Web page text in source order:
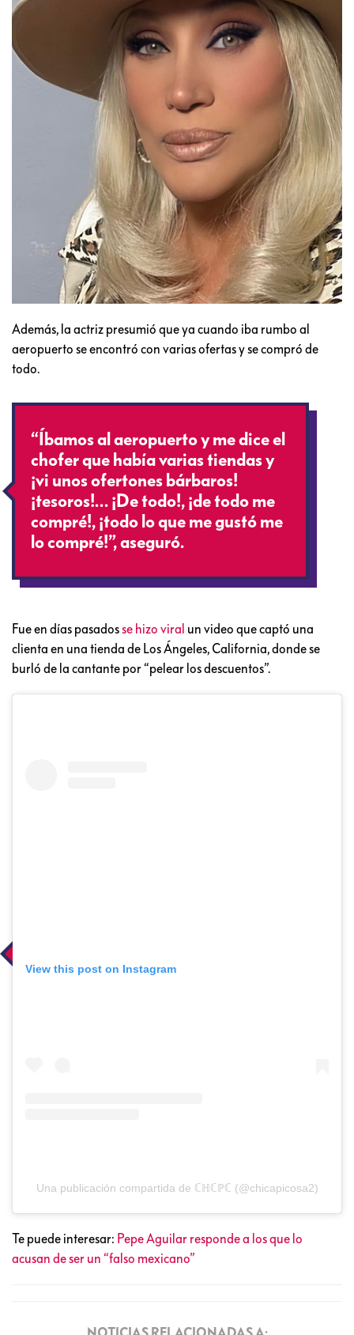
Además, la actriz presumió que ya cuando iba rumbo al
aeropuerto se encontró con varias ofertas y se compró de
todo.
“Íbamos al aeropuerto y me dice el
chofer que había varias tiendas y
¡vi unos ofertones bárbaros!
¡tesoros!… ¡De todo!, ¡de todo me
compré!, ¡todo lo que me gustó me
lo compré!”, aseguró.
Fue en días pasadosse hizo viral un video que captó una
clienta en una tienda de Los Ángeles, California, donde se
burló de la cantante por “pelear los descuentos”.
View this post on Instagram
Una publicación compartida de ℂℍℂℙℂ (@chicapicosa2)
Te puede interesar: Pepe Aguilar responde a los que lo
acusan de ser un “falso mexicano”